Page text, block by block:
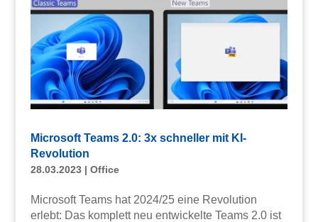
Microsoft Teams 2.0: 3x schneller mit KI-
Revolution
28.03.2023| Office
Microsoft Teams hat 2024/25 eine Revolution
erlebt: Das komplett neu entwickelte Teams 2.0 ist